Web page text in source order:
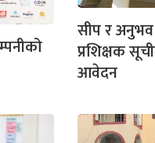
सीप र
प्रशिक्षक
आवेदन